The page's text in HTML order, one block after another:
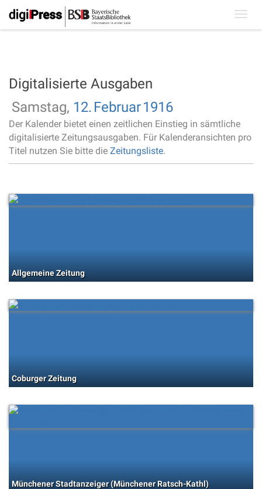
Digitalisierte Ausgaben
Samstag, 12. Februar1916
Der Kalender bietet einen zeitlichen Einstieg in sämtliche
digitalisierte Zeitungsausgaben. Für Kalenderansichten pro
Titel nutzen Sie bitte die Zeitungsliste.
Allgemeine Zeitung
Coburger Zeitung
Münchener Stadtanzeiger (Münchener Ratsch-Kathl)